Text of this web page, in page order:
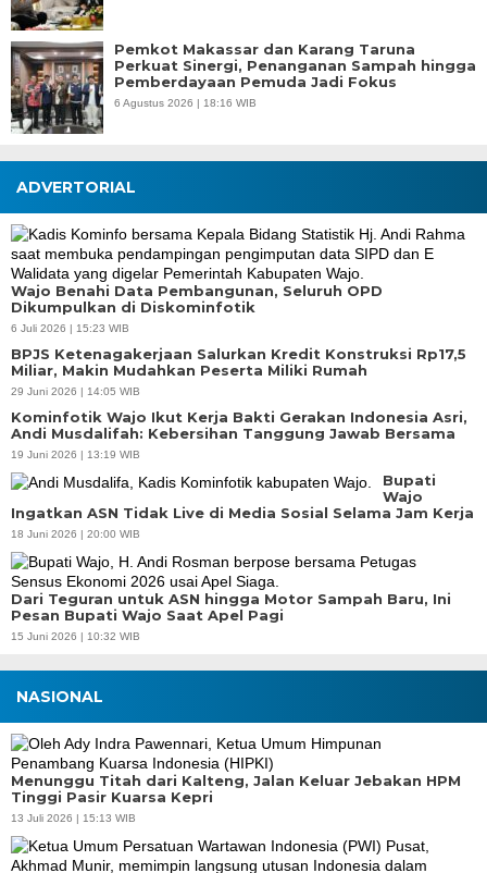
Pemkot Makassar dan Karang Taruna
Perkuat Sinergi, Penanganan Sampah hingga
Pemberdayaan Pemuda Jadi Fokus
6 Agustus 2026 | 18:16 WIB
ADVERTORIAL
Wajo Benahi Data Pembangunan, Seluruh OPD
Dikumpulkan di Diskominfotik
6 Juli 2026 | 15:23 WIB
BPJS Ketenagakerjaan Salurkan Kredit Konstruksi Rp17,5
Miliar, Makin Mudahkan Peserta Miliki Rumah
29 Juni 2026 | 14:05 WIB
Kominfotik Wajo Ikut Kerja Bakti Gerakan Indonesia Asri,
Andi Musdalifah: Kebersihan Tanggung Jawab Bersama
19 Juni 2026 | 13:19 WIB
Bupati
Wajo
Ingatkan ASN Tidak Live di Media Sosial Selama Jam Kerja
18 Juni 2026 | 20:00 WIB
Dari Teguran untuk ASN hingga Motor Sampah Baru, Ini
Pesan Bupati Wajo Saat Apel Pagi
15 Juni 2026 | 10:32 WIB
NASIONAL
Menunggu Titah dari Kalteng, Jalan Keluar Jebakan HPM
Tinggi Pasir Kuarsa Kepri
13 Juli 2026 | 15:13 WIB